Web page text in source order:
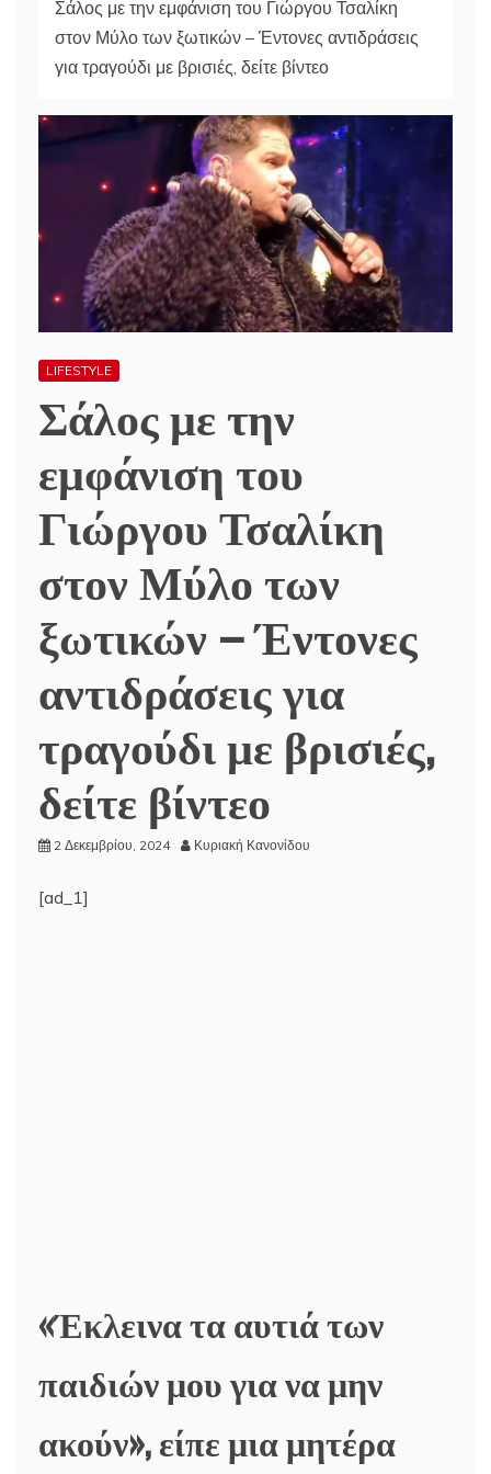
Σάλος με την εμφάνιση του Γιώργου Τσαλίκη
στον Μύλο των ξωτικών – Έντονες αντιδράσεις
για τραγούδι με βρισιές, δείτε βίντεο
LIFESTYLE
Σάλος με την
εμφάνιση του
Γιώργου Τσαλίκη
στον Μύλο των
ξωτικών – Έντονες
αντιδράσεις για
τραγούδι με βρισιές,
δείτε βίντεο
2 Δεκεμβρίου, 2024 Κυριακή Κανονίδου
[ad_1]
«Έκλεινα τα αυτιά των
παιδιών μου για να μην
ακούν», είπε μια μητέρα